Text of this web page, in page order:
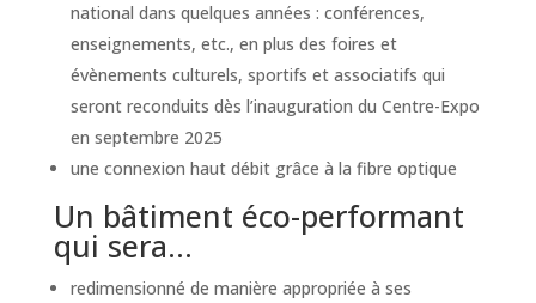
national dans quelques années : conférences,
enseignements, etc., en plus des foires et
évènements culturels, sportifs et associatifs qui
seront reconduits dès l’inauguration du Centre-Expo
en septembre 2025
une connexion haut débit grâce à la fibre optique
Un bâtiment éco-performant
qui sera…
redimensionné de manière appropriée à ses